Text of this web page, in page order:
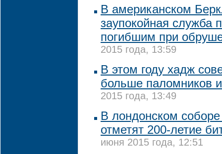
В американском
заупокойная служба
погибшим при
2015 года, 13:59
В этом году хадж
больше паломников
2015 года, 13:49
В лондонском
отметят 200-летие
июня 2015 года, 12:51